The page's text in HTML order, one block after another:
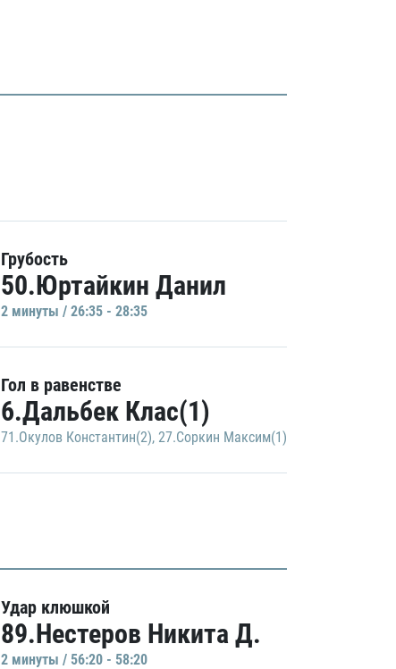
Грубость
50.Юртайкин Данил
2 минуты / 26:35 - 28:35
Гол в равенстве
6.Дальбек Клас(1)
71.Окулов Константин(2), 27.Соркин Максим(1)
Удар клюшкой
89.Нестеров Никита Д.
2 минуты / 56:20 - 58:20